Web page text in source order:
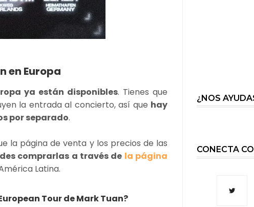
en Europa
ya están disponibles. Tienes que
la entrada al concierto, así que hay
por separado.
la página de venta y los precios de las
comprarlas a través de la página
Latina.
Tour de Mark Tuan?
¿NOS
CONECTA